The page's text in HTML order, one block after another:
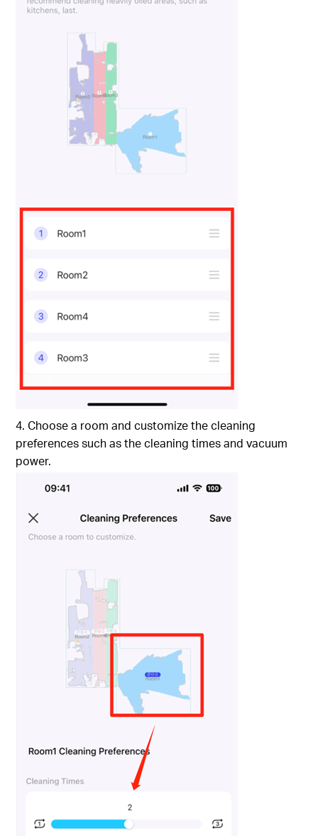
4. Choose a room and customize the cleaning
preferences such as the cleaning times and vacuum
power.